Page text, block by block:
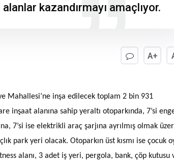
kazandırmayı amaçlıyor.
A+
Mahallesi’ne inşa edilecek toplam 2 bin 931
inşaat alanına sahip yeraltı otoparkında, 7’si
7’si ise elektrikli araç şarjına ayrılmış olmak
park yeri olacak. Otoparkın üst kısmı ise çocuk
alanı, 3 adet iş yeri, pergola, bank, çöp kutusu